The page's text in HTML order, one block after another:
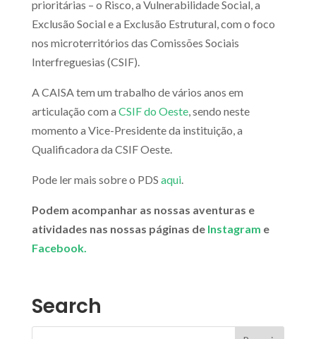
prioritárias – o Risco, a Vulnerabilidade Social, a
Exclusão Social e a Exclusão Estrutural, com o foco
nos microterritórios das Comissões Sociais
Interfreguesias (CSIF).
A CAISA tem um trabalho de vários anos em
articulação com a CSIF do Oeste, sendo neste
momento a Vice-Presidente da instituição, a
Qualificadora da CSIF Oeste.
Pode ler mais sobre o PDS aqui.
Podem acompanhar as nossas aventuras e
atividades nas nossas páginas de Instagram e
Facebook.
Search